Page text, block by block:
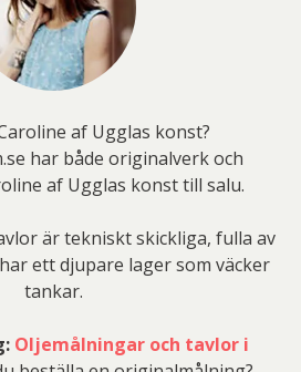
af Ugglas konst?
har både originalverk och
af Ugglas konst till salu.
är tekniskt skickliga, fulla av
ett djupare lager som väcker
tankar.
Oljemålningar och tavlor i